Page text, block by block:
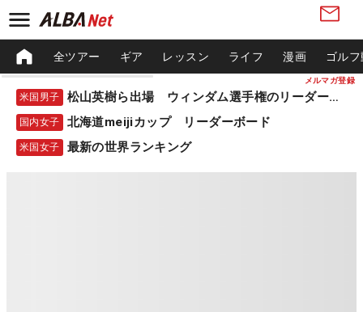
メルマガ登録
全ツアー ギア レッスン ライフ 漫画 ゴル
米国男子 松山英樹ら出場 ウィンダム選手権のリーダーボード
国内女子 北海道meijiカップ リーダーボード
米国女子 最新の世界ランキング